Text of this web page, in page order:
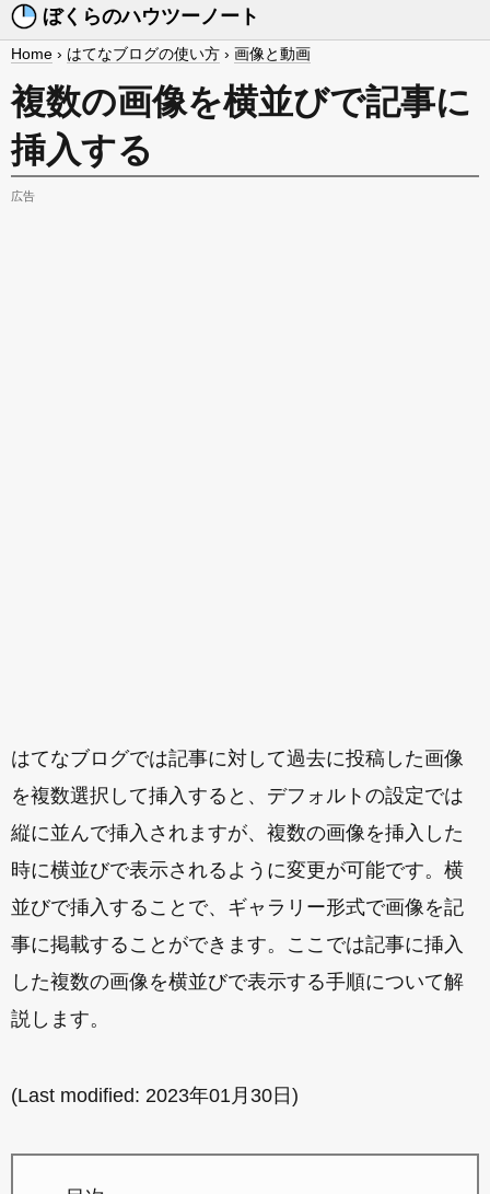
ぼくらのハウツーノート
Home › はてなブログの使い方 › 画像と動画
複数の画像を横並びで記事に
挿入する
広告
はてなブログでは記事に対して過去に投稿した画像
を複数選択して挿入すると、デフォルトの設定では
縦に並んで挿入されますが、複数の画像を挿入した
時に横並びで表示されるように変更が可能です。横
並びで挿入することで、ギャラリー形式で画像を記
事に掲載することができます。ここでは記事に挿入
した複数の画像を横並びで表示する手順について解
説します。
(Last modified: 2023年01月30日 )